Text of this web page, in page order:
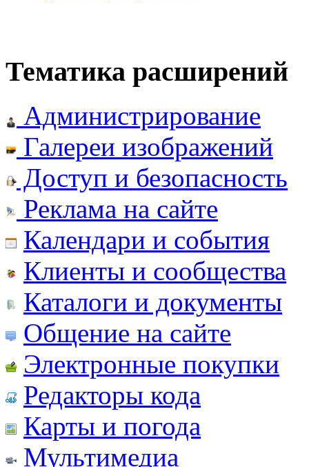
Тематика расширений
Администрирование
Галереи изображений
Доступ и безопасность
Реклама на сайте
Календари и события
Клиенты и сообщества
Каталоги и документы
Общение на сайте
Электронные покупки
Редакторы кода
Карты и погода
Мультимедиа